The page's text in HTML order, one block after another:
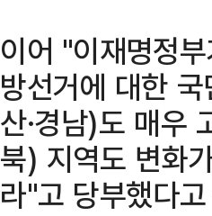
이어 "이재명정
방선거에 대한
산·경남)도 매우
북) 지역도 변화
라"고 당부했다